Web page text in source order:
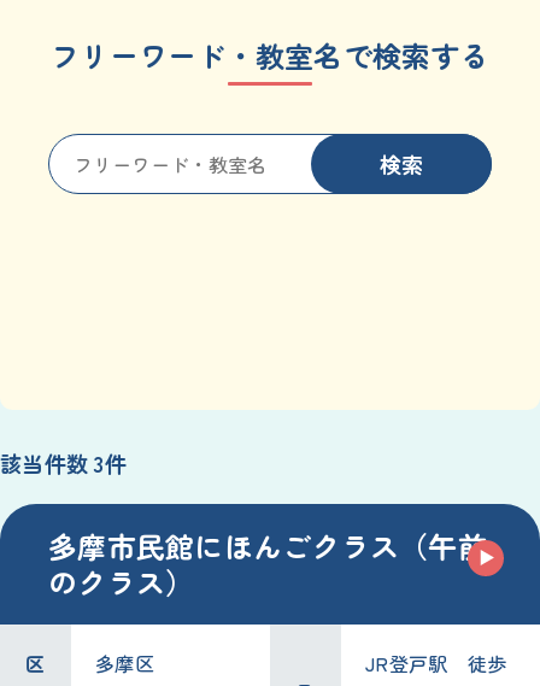
フリーワード・教室名で検索する
検索
該当件数 3件
多摩市民館にほんごクラス（午前
のクラス）
区
多摩区
JR登戸駅 徒歩